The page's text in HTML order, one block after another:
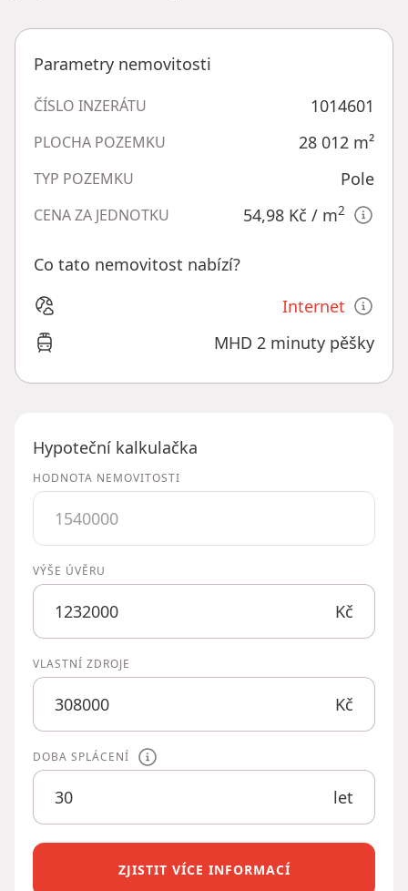
Parametry nemovitosti
ČÍSLO INZERÁTU 1014601
PLOCHA POZEMKU 28 012 m²
TYP POZEMKU Pole
CENA ZA JEDNOTKU 54,98 Kč / m2
Co tato nemovitost nabízí?
Internet
MHD 2 minuty pěšky
Hypoteční kalkulačka
HODNOTA NEMOVITOSTI
VÝŠE ÚVĚRU
Kč
VLASTNÍ ZDROJE
Kč
DOBA SPLÁCENÍ
let
ZJISTIT VÍCE INFORMACÍ